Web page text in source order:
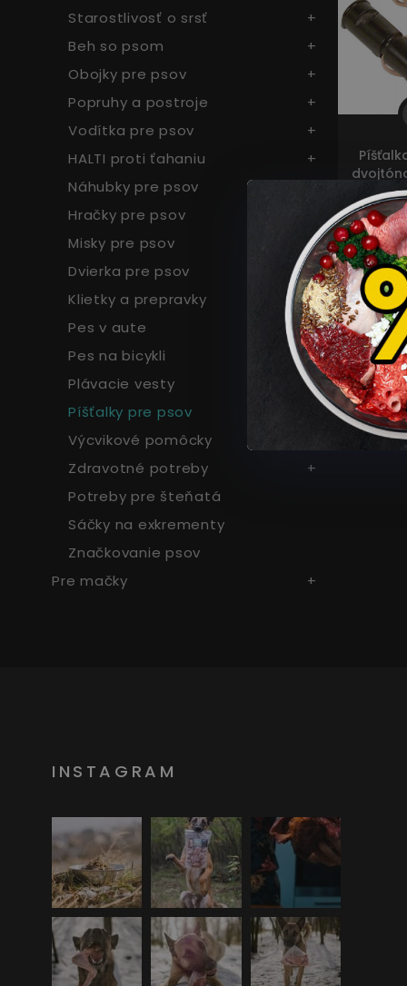
Starostlivosť o srsť
Beh so psom
Obojky pre psov
Popruhy a postroje
Vodítka pre psov
HALTI proti ťahaniu
Náhubky pre psov
Hračky pre psov
Misky pre psov
Dvierka pre psov
Klietky a prepravky
Pes v aute
Pes na bicykli
Plávacie vesty
Píšťalky pre psov
Výcvikové pomôcky
Zdravotné potreby
Potreby pre šteňatá
Sáčky na exkrementy
Značkovanie psov
Pre mačky
7,56
INSTAGRAM